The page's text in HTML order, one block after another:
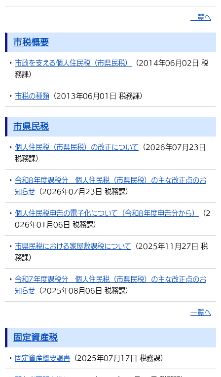
買う・おみやげ 四季のイベント・祭り
一覧へ
市税概要
市政を支える個人住民税（市県民税） （2014年06月02日 税
務課）
市税の種類 （2013年06月01日 税務課）
市県民税
個人住民税（市県民税）の改正について （2026年07月23日
税務課）
令和8年度課税分 個人住民税（市県民税）の主な改正点のお
知らせ （2026年07月23日 税務課）
個人住民税申告の電子化について（令和8年度申告分から） （2
026年01月06日 税務課）
市県民税における家屋敷課税について （2025年11月27日 税
務課）
令和7年度課税分 個人住民税（市県民税）の主な改正点のお
知らせ （2025年08月06日 税務課）
一覧へ
固定資産税
固定資産概要調書 （2025年07月17日 税務課）